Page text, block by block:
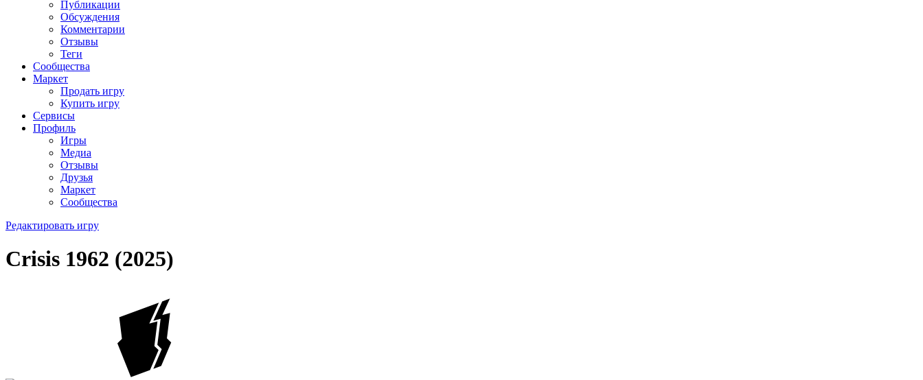
Публикации
Обсуждения
Комментарии
Отзывы
Теги
Сообщества
Маркет
Продать игру
Купить игру
Сервисы
Профиль
Игры
Медиа
Отзывы
Друзья
Маркет
Сообщества
Редактировать игру
Crisis 1962 (2025)